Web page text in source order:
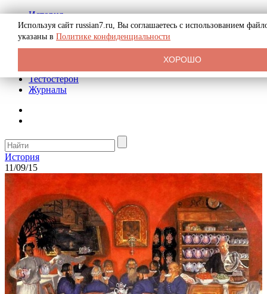
История
Биография
Криминал
Реклама на сайте
Тестостерон
Журналы
История
11/09/15
Используя сайт russian7.ru, Вы соглашаетесь с использованием
указаны в Политике конфиденциальности
ХОРОШО